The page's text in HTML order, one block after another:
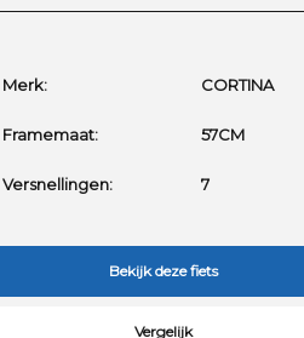
Merk: CORTINA
Framemaat: 57CM
Versnellingen: 7
Bekijk deze fiets
Vergelijk